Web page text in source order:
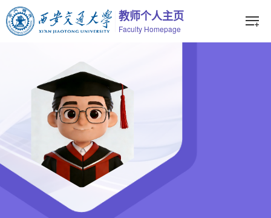
教师个人主页
Faculty Homepage